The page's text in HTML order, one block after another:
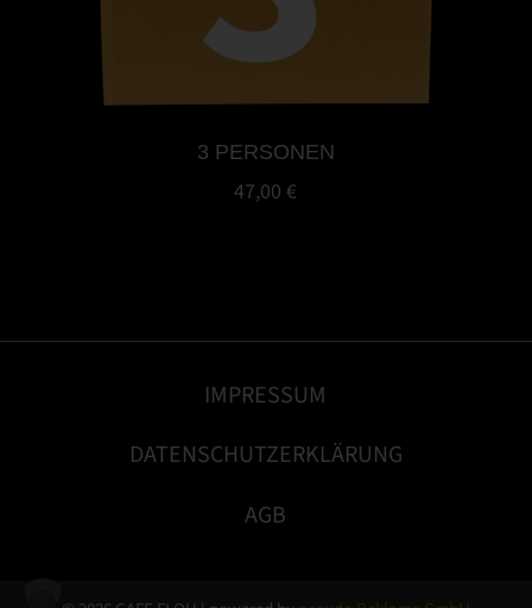
3 PERSONEN
47,00 €
IMPRESSUM
DATENSCHUTZERKLÄRUNG
AGB